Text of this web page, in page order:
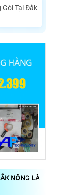
Gói Tại Đắk
NÔNG LÀ